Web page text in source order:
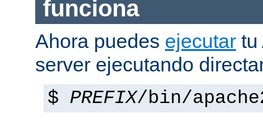
funciona
Ahora puedes ejecutar tu
server ejecutando
$ PREFIX/bin/